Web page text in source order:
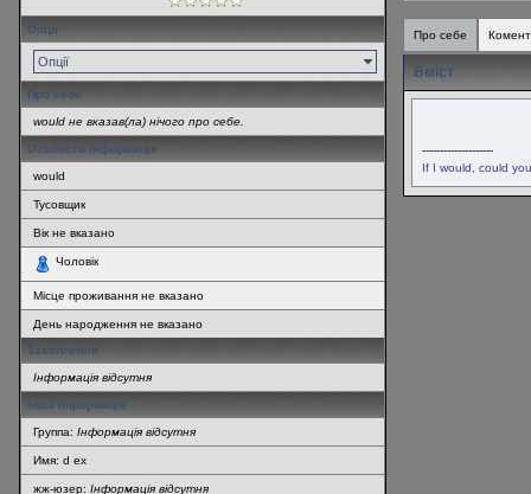
Опції
Опції
Про себе
would не вказав(ла) нічого про себе.
Особиста інформація
would
Тусовщик
Вік не вказано
Чоловік
Місце проживання не вказано
День народження не вказано
Захоплення
Інформація відсутня
Інша інформація
Группа: Інформація відсутня
Имя: d ex
жж-юзер: Інформація відсутня
Про себе
Вміст
--------------------
If I would, could